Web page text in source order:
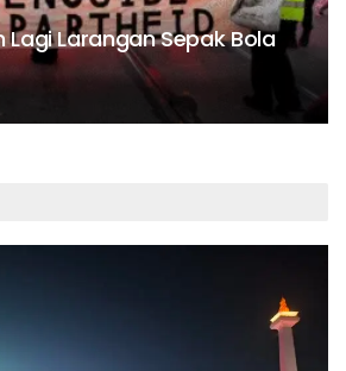
Lagi Larangan Sepak Bola